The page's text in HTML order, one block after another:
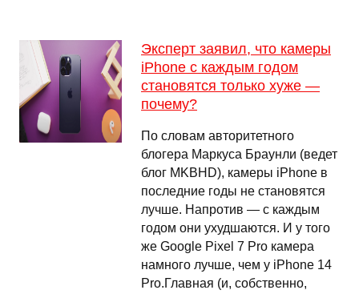
Эксперт заявил, что камеры
iPhone с каждым годом
становятся только хуже —
почему?
По словам авторитетного
блогера Маркуса Браунли (ведет
блог MKBHD), камеры iPhone в
последние годы не становятся
лучше. Напротив — с каждым
годом они ухудшаются. И у того
же Google Pixel 7 Pro камера
намного лучше, чем у iPhone 14
Pro.Главная (и, собственно,